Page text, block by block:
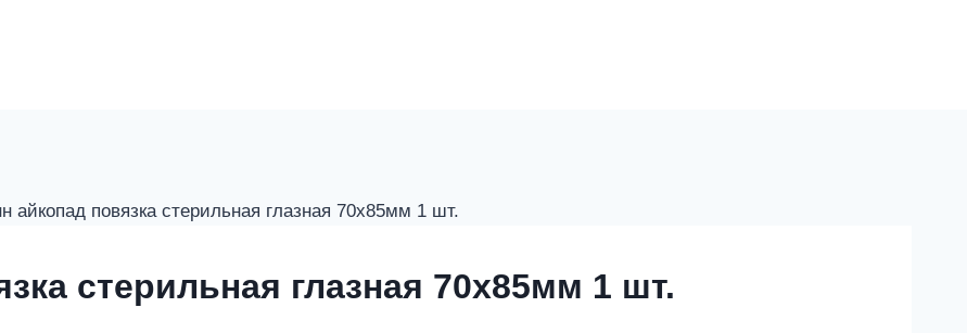
айкопад повязка стерильная глазная 70х85мм 1 шт.
стерильная глазная 70х85мм 1 шт.